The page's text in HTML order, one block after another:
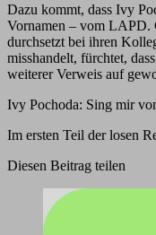
Dazu kommt, dass Ivy
Vornamen – vom LAPD.
durchsetzt bei ihren
misshandelt, fürchtet,
weiterer Verweis auf
Ivy Pochoda: Sing mir
Im ersten Teil der losen
Diesen Beitrag teilen